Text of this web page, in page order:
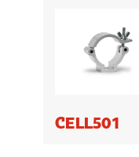
CELL501